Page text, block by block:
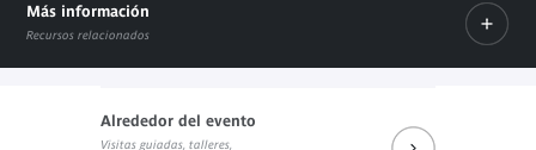
Más información
Recursos relacionados
Alrededor del evento
Visitas guiadas, talleres,